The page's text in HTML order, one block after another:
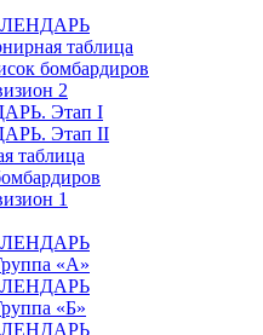
таблица
бомбардиров
2
Этап I
Этап II
таблица
1
«А»
«Б»